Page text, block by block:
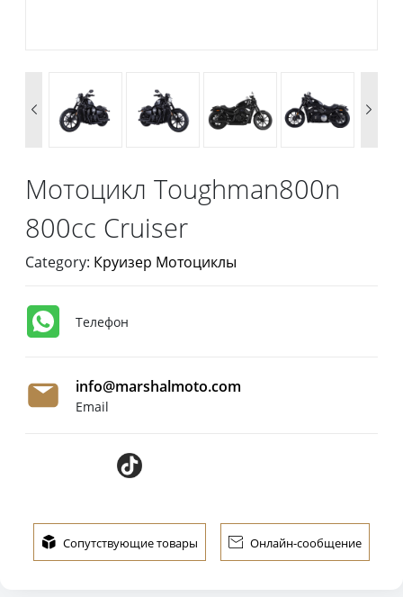
 
Мотоцикл Toughman800n
800cc Cruiser
Category: Круизер Мотоциклы
Телефон
info@marshalmoto.com
Email
 Сопутствующие товары  Онлайн-сообщение